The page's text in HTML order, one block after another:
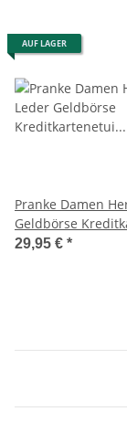
AUF LAGER
Pranke Damen
Geldbörse
Karten-
29,95 € *